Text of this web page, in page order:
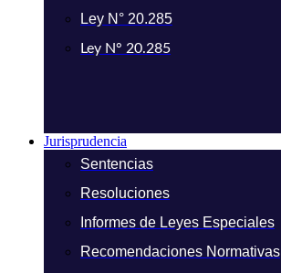
Ley N° 20.285
Ley N° 20.285
Jurisprudencia
Sentencias
Resoluciones
Informes de Leyes Especiales
Recomendaciones Normativas